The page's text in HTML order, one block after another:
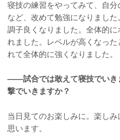
寝技の練習をやってみて、自
など、改めて勉強になりまし
調子良くなりました。全体的
れました。レベルが高くなっ
れて全体的に強くなりました。
——試合では敢えて寝技でいき
撃でいきますか？
当日見てのお楽しみに。楽し
思います。